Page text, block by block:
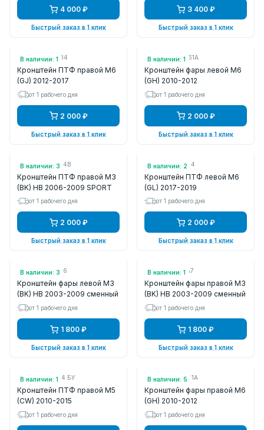
4 000 ₽
Быстрый заказ в 1 клик
3 400 ₽
Быстрый заказ в 1 клик
В наличии: 1
Арт.: G46L51684
Кронштейн ПТФ правой M6
(GJ) 2012-2017
от 1 рабочего дня
2 000 ₽
Быстрый заказ в 1 клик
В наличии: 1
Арт.: GDK450161A
Кронштейн фары левой M6
(GH) 2010-2012
от 1 рабочего дня
2 000 ₽
Быстрый заказ в 1 клик
В наличии: 3
Арт.: BR5V51684B
Кронштейн ПТФ правой M3
(BK) HB 2006-2009 SPORT
от 1 рабочего дня
2 000 ₽
Быстрый заказ в 1 клик
В наличии: 2
Арт.: G46L51694
Кронштейн ПТФ левой M6
(GL) 2017-2019
от 1 рабочего дня
2 000 ₽
Быстрый заказ в 1 клик
В наличии: 3
Арт.: BPYM510J6
Кронштейн фары левой M3
(BK) HB 2003-2009 сменный
от 1 рабочего дня
1 800 ₽
Быстрый заказ в 1 клик
В наличии: 1
Арт.: BPYK510A7
Кронштейн фары правой M3
(BK) HB 2003-2009 сменный
от 1 рабочего дня
1 800 ₽
Быстрый заказ в 1 клик
В наличии: 1
Арт.: C51551684 БУ
Кронштейн ПТФ правой M5
(CW) 2010-2015
от 1 рабочего дня
В наличии: 5
Арт.: GDK450151A
Кронштейн фары правой M6
(GH) 2010-2012
от 1 рабочего дня